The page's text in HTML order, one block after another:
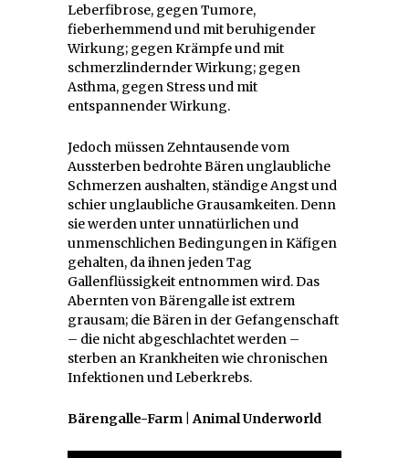
Leberfibrose, gegen Tumore,
fieberhemmend und mit beruhigender
Wirkung; gegen Krämpfe und mit
schmerzlindernder Wirkung; gegen
Asthma, gegen Stress und mit
entspannender Wirkung.
Jedoch müssen Zehntausende vom
Aussterben bedrohte Bären unglaubliche
Schmerzen aushalten, ständige Angst und
schier unglaubliche Grausamkeiten. Denn
sie werden unter unnatürlichen und
unmenschlichen Bedingungen in Käfigen
gehalten, da ihnen jeden Tag
Gallenflüssigkeit entnommen wird. Das
Abernten von Bärengalle ist extrem
grausam; die Bären in der Gefangenschaft
– die nicht abgeschlachtet werden –
sterben an Krankheiten wie chronischen
Infektionen und Leberkrebs.
Bärengalle-Farm | Animal Underworld